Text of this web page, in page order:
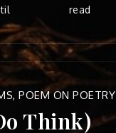
read
,POEM ON POETRY
Think)